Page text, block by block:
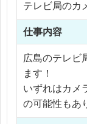
テレビ局のカ
仕事内容
広島のテレビ
ます！
いずれはカメ
の可能性もあ